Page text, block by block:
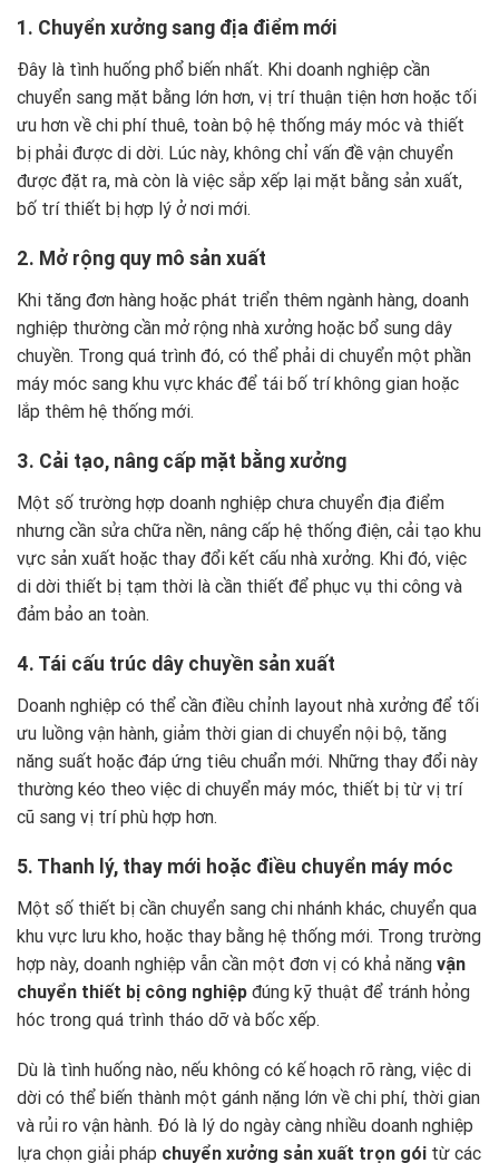
1. Chuyển xưởng sang địa điểm mới
Đây là tình huống phổ biến nhất. Khi doanh nghiệp cần
chuyển sang mặt bằng lớn hơn, vị trí thuận tiện hơn hoặc tối
ưu hơn về chi phí thuê, toàn bộ hệ thống máy móc và thiết
bị phải được di dời. Lúc này, không chỉ vấn đề vận chuyển
được đặt ra, mà còn là việc sắp xếp lại mặt bằng sản xuất,
bố trí thiết bị hợp lý ở nơi mới.
2. Mở rộng quy mô sản xuất
Khi tăng đơn hàng hoặc phát triển thêm ngành hàng, doanh
nghiệp thường cần mở rộng nhà xưởng hoặc bổ sung dây
chuyền. Trong quá trình đó, có thể phải di chuyển một phần
máy móc sang khu vực khác để tái bố trí không gian hoặc
lắp thêm hệ thống mới.
3. Cải tạo, nâng cấp mặt bằng xưởng
Một số trường hợp doanh nghiệp chưa chuyển địa điểm
nhưng cần sửa chữa nền, nâng cấp hệ thống điện, cải tạo khu
vực sản xuất hoặc thay đổi kết cấu nhà xưởng. Khi đó, việc
di dời thiết bị tạm thời là cần thiết để phục vụ thi công và
đảm bảo an toàn.
4. Tái cấu trúc dây chuyền sản xuất
Doanh nghiệp có thể cần điều chỉnh layout nhà xưởng để tối
ưu luồng vận hành, giảm thời gian di chuyển nội bộ, tăng
năng suất hoặc đáp ứng tiêu chuẩn mới. Những thay đổi này
thường kéo theo việc di chuyển máy móc, thiết bị từ vị trí
cũ sang vị trí phù hợp hơn.
5. Thanh lý, thay mới hoặc điều chuyển máy móc
Một số thiết bị cần chuyển sang chi nhánh khác, chuyển qua
khu vực lưu kho, hoặc thay bằng hệ thống mới. Trong trường
hợp này, doanh nghiệp vẫn cần một đơn vị có khả năng vận
chuyển thiết bị công nghiệp đúng kỹ thuật để tránh hỏng
hóc trong quá trình tháo dỡ và bốc xếp.
Dù là tình huống nào, nếu không có kế hoạch rõ ràng, việc di
dời có thể biến thành một gánh nặng lớn về chi phí, thời gian
và rủi ro vận hành. Đó là lý do ngày càng nhiều doanh nghiệp
lựa chọn giải pháp chuyển xưởng sản xuất trọn gói từ các